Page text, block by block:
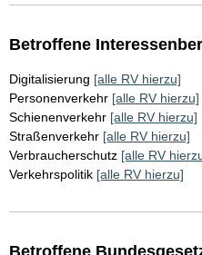
Betroffene
Digitalisierung [alle RV hierzu]
Personenverkehr [alle RV hierzu]
Schienenverkehr [alle RV hierzu]
Straßenverkehr [alle RV hierzu]
Verbraucherschutz [alle RV
Verkehrspolitik [alle RV hierzu]
Betroffene